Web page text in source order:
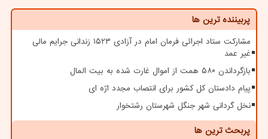
پربیننده ترین ها
مشارکت ستاد اجرائی فرمان امام در آزادی ۱۵۲۳ زندانی جرایم مالی
غیر عمد
بازگرداندن ۵۸۰ همت از اموال غارت شده به بیت المال
پیام دادستان کل کشور برای انتصاب مجدد اژه ای
نخل گردانی شهر جنگل شهرستان رشتخوار
پربحث ترین ها